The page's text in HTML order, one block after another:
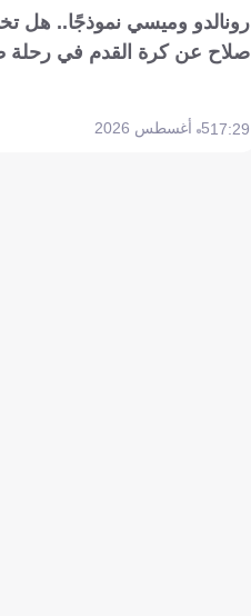
رونالدو وميسي نموذجًا.. هل
صلاح عن كرة القدم في رحلة
17:295 أغسطس 2026